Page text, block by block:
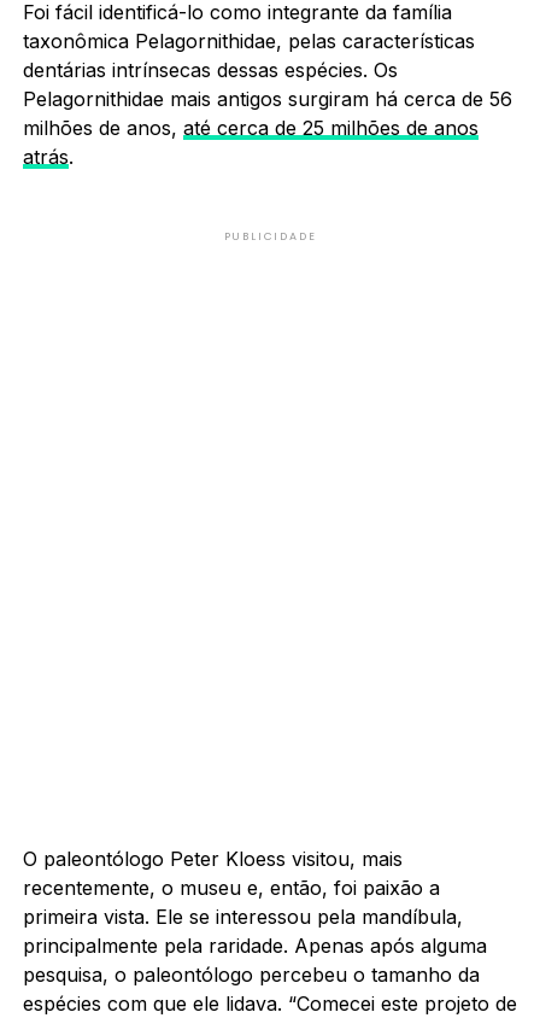
Foi fácil identificá-lo como integrante da família
taxonômica Pelagornithidae, pelas características
dentárias intrínsecas dessas espécies. Os
Pelagornithidae mais antigos surgiram há cerca de 56
milhões de anos, até cerca de 25 milhões de anos
atrás.
PUBLICIDADE
O paleontólogo Peter Kloess visitou, mais
recentemente, o museu e, então, foi paixão a
primeira vista. Ele se interessou pela mandíbula,
principalmente pela raridade. Apenas após alguma
pesquisa, o paleontólogo percebeu o tamanho da
espécies com que ele lidava. “Comecei este projeto de